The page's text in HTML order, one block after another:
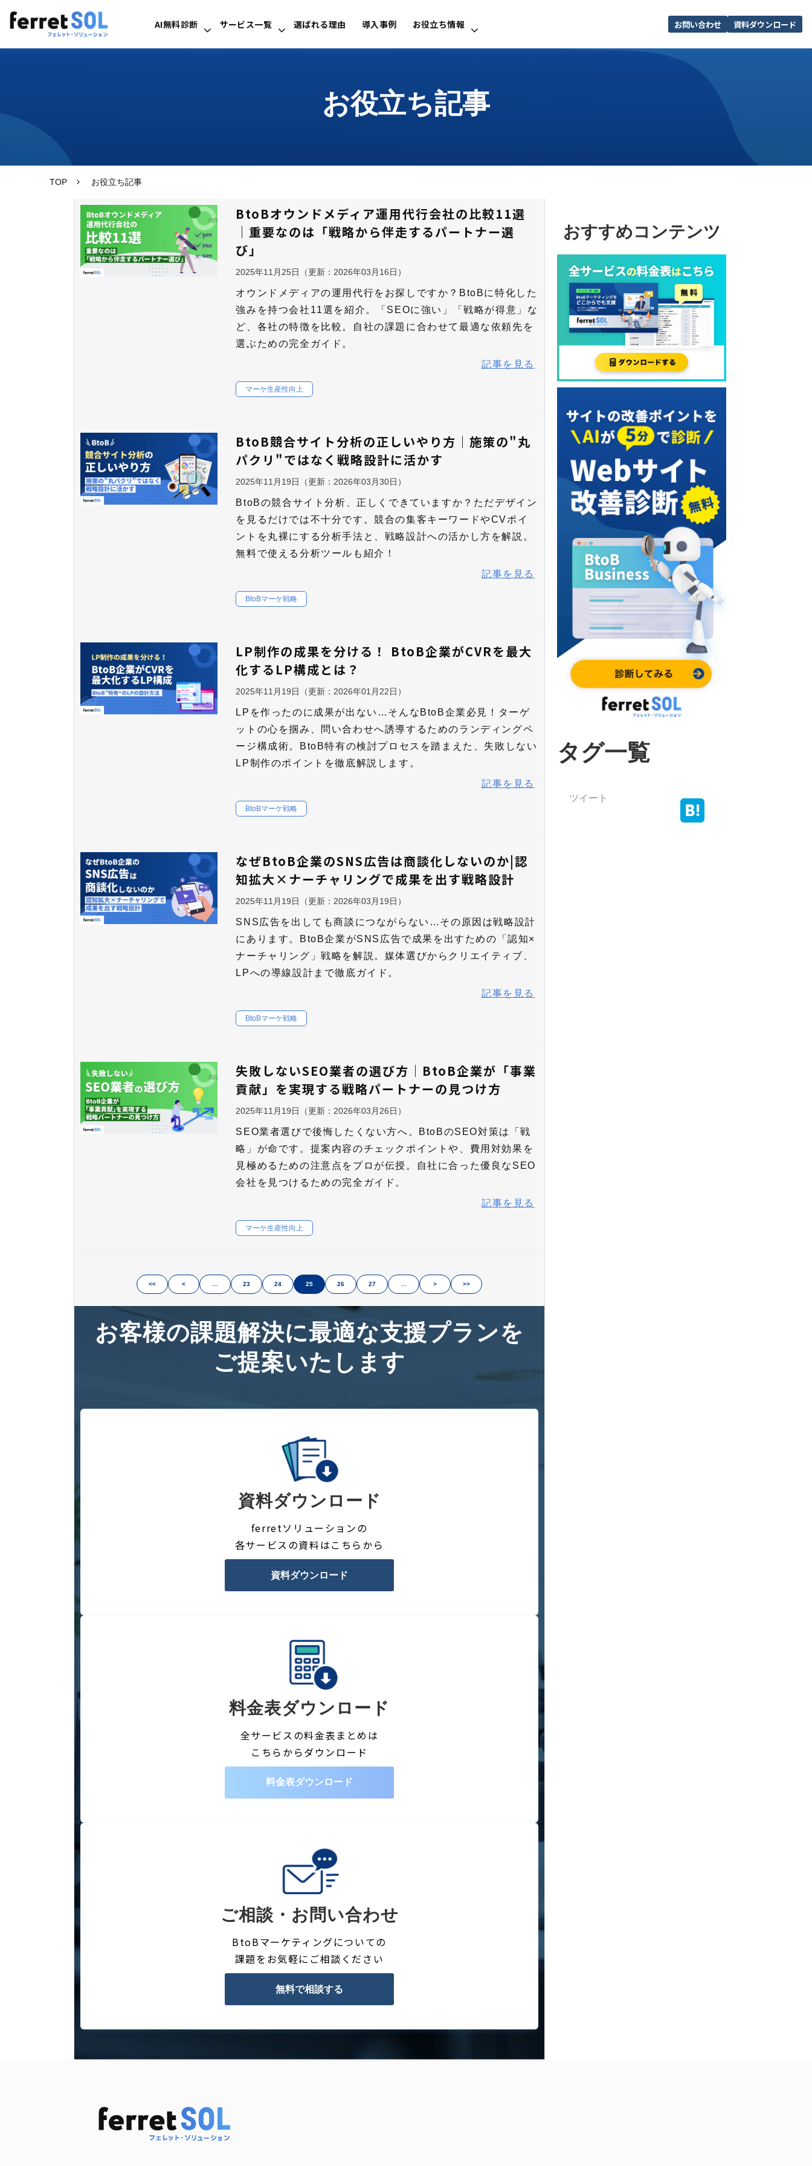
AI無料診断 サービス一覧 選ばれる理由 導入事例 お役立ち情報 お問い合わせ 資料ダウンロード
お役立ち記事
TOP お役立ち記事
BtoBオウンドメディア運用代行会社の比較11選
｜重要なのは「戦略から伴走するパートナー選
び」
2025年11月25日 （更新： 2026年03月16日 ）
オウンドメディアの運用代行をお探しですか？BtoBに特化した
強みを持つ会社11選を紹介。「SEOに強い」「戦略が得意」な
ど、各社の特徴を比較。自社の課題に合わせて最適な依頼先を
選ぶための完全ガイド。
記事を見る
マーケ生産性向上
BtoB競合サイト分析の正しいやり方｜施策の"丸
パクリ"ではなく戦略設計に活かす
2025年11月19日 （更新： 2026年03月30日 ）
BtoBの競合サイト分析、正しくできていますか？ただデザイン
を見るだけでは不十分です。競合の集客キーワードやCVポイ
ントを丸裸にする分析手法と、戦略設計への活かし方を解説。
無料で使える分析ツールも紹介！
記事を見る
BtoBマーケ戦略
LP制作の成果を分ける！ BtoB企業がCVRを最大
化するLP構成とは？
2025年11月19日 （更新： 2026年01月22日 ）
LPを作ったのに成果が出ない…そんなBtoB企業必見！ターゲ
ットの心を掴み、問い合わせへ誘導するためのランディングペ
ージ構成術。BtoB特有の検討プロセスを踏まえた、失敗しない
LP制作のポイントを徹底解説します。
記事を見る
BtoBマーケ戦略
なぜBtoB企業のSNS広告は商談化しないのか|認
知拡大×ナーチャリングで成果を出す戦略設計
2025年11月19日 （更新： 2026年03月19日 ）
SNS広告を出しても商談につながらない…その原因は戦略設計
にあります。BtoB企業がSNS広告で成果を出すための「認知×
ナーチャリング」戦略を解説。媒体選びからクリエイティブ、
LPへの導線設計まで徹底ガイド。
記事を見る
BtoBマーケ戦略
失敗しないSEO業者の選び方｜BtoB企業が「事業
貢献」を実現する戦略パートナーの見つけ方
2025年11月19日 （更新： 2026年03月26日 ）
SEO業者選びで後悔したくない方へ。BtoBのSEO対策は「戦
略」が命です。提案内容のチェックポイントや、費用対効果を
見極めるための注意点をプロが伝授。自社に合った優良なSEO
会社を見つけるための完全ガイド。
記事を見る
マーケ生産性向上
<< < 23 24 25 26 27 > >>
お客様の課題解決に最適な支援プランを
ご提案いたします
資料ダウンロード
ferretソリューションの
各サービスの資料はこちらから
資料ダウンロード
料金表ダウンロード
全サービスの料金表まとめは
こちらからダウンロード
料金表ダウンロード
ご相談・お問い合わせ
BtoBマーケティングについての
課題をお気軽にご相談ください
無料で相談する
おすすめコンテンツ
タグ一覧
ツイート